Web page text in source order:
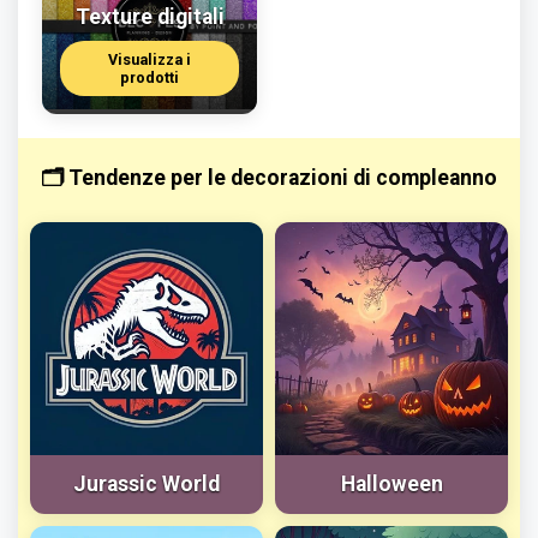
Corso GRATUITO per
decorazioni di feste ed
eventi
Lima - Perú
Corso di Decorazione su
Tessuto
Dettaglio Prenotare
Texture digitali
Visualizza i
prodotti
🗂️ Tendenze per le decorazioni di compleanno
Jurassic World Halloween